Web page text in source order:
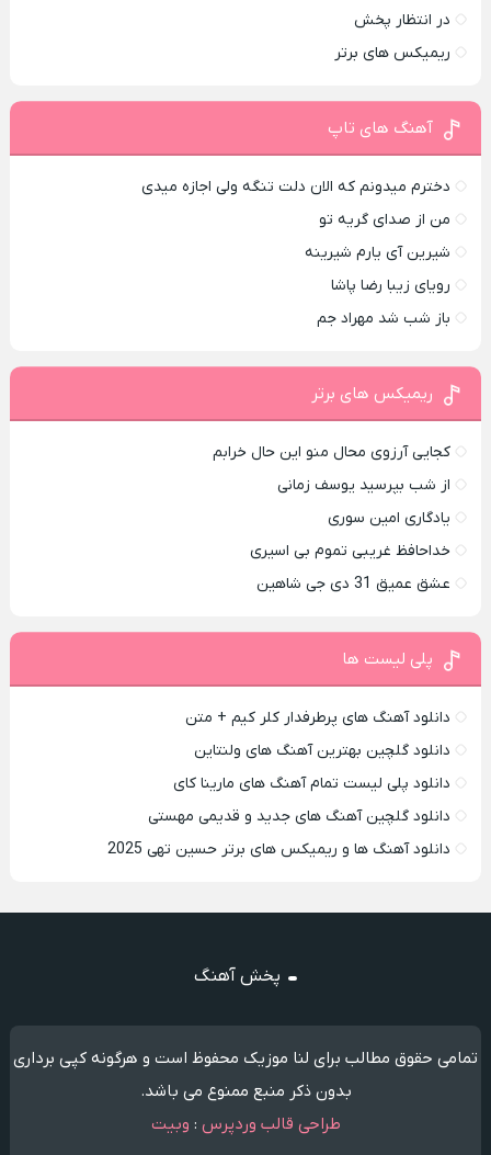
در انتظار پخش
ریمیکس های برتر
آهنگ های تاپ
دخترم میدونم که الان دلت تنگه ولی اجازه میدی
من از صدای گريه تو
شیرین آی یارم شیرینه
رویای زیبا رضا پاشا
باز شب شد مهراد جم
ریمیکس های برتر
کجایی آرزوی محال منو این حال خرابم
از شب بپرسید یوسف زمانی
یادگاری امین سوری
خداحافظ غریبی تموم بی اسیری
عشق عمیق 31 دی جی شاهین
پلی لیست ها
دانلود آهنگ های پرطرفدار کلر کیم + متن
دانلود گلچین بهترین آهنگ های ولنتاین
دانلود پلی لیست تمام آهنگ های مارینا کای
دانلود گلچین آهنگ های جدید و قدیمی مهستی
دانلود آهنگ ها و ریمیکس های برتر حسین تهی 2025
پخش آهنگ
تمامی حقوق مطالب برای لنا موزیک محفوظ است و هرگونه کپی برداری
بدون ذکر منبع ممنوع می باشد.
طراحی قالب وردپرس : وبیت